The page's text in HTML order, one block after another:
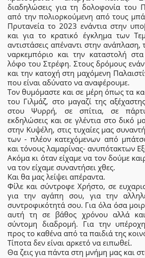
διαδηλώσεις για τη δολοφονία
από την πολιορκούμενη από τους
Πρυτανεία το 2023 ενάντια στην
και για το κρατικό έγκλημα των
αντιστάσεις απέναντι στην
ναρκεμπόριο και την καταστολή
λόφο του Στρέφη. Στους δρόμους
και την κατοχή στη μαχόμενη
που είναι αδύνατο να αναφέρουμε.
Τον θυμόμαστε και σε μέρη όπως τα
του Γιλμάζ, στο μαγαζί της
στου Ψυρρή, σε σπίτια, σε
εκδηλώσεις και σε γλέντια στο δικό
στην Κυψέλη, στις τυχαίες μας
των - πλέον κατεχόμενων από
και τόνους λαμαρίνας- ανυπότακτων
Ακόμα κι όταν είχαμε να τον δούμε
να τον είχαμε συναντήσει χθες.
Και θα μας λείψει απέραντα.
Φίλε και σύντροφε Χρήστο, σε
για την αγάπη σου, για την
συντροφικότητά σου. Για όλα όσα
αυτή τη σε βάθος χρόνου αλλά
σύντομη διαδρομή. Για την
προς το καθένα από τα παιδιά της
Τίποτα δεν είναι αρκετό να ειπωθεί.
Θα ζεις για πάντα στη μνήμη μας και